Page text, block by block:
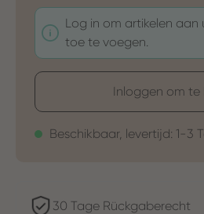
Log in om artikelen aan
toe te voegen.
Inloggen om te
Beschikbaar, levertijd: 1-3
30 Tage Rückgaberecht